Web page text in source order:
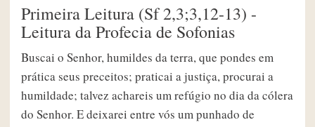
Primeira Leitura (Sf 2,3;3,12-13) -
Leitura da Profecia de Sofonias
Buscai o Senhor, humildes da terra, que pondes em
prática seus preceitos; praticai a justiça, procurai a
humildade; talvez achareis um refúgio no dia da cólera
do Senhor. E deixarei entre vós um punhado de